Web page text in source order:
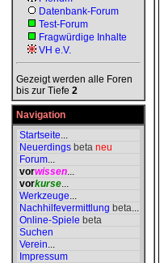
Datenbank-Forum
Test-Forum
Fragwürdige Inhalte
VH e.V.
Gezeigt werden alle Foren
bis zur Tiefe 2
Navigation
Startseite...
Neuerdings beta neu
Forum...
vorwissen...
vorkurse...
Werkzeuge...
Nachhilfevermittlung beta...
Online-Spiele beta
Suchen
Verein...
Impressum